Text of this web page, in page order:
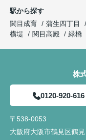
駅から探す
関目成育
蒲生四丁目
横堤
関目高殿 緑橋
株
0120-920-616
〒538-0053
大阪府大阪市鶴見区鶴